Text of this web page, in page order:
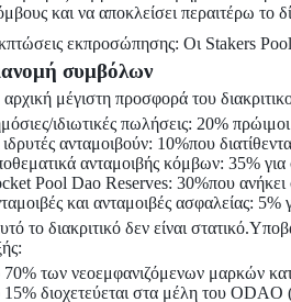
και να αποκλείσει περαιτέρω το
εκπροσώπησης: Οι Stakers
συμβόλων
μέγιστη προσφορά του
ιδιωτικές πωλήσεις: 20%
ανταμοιβούν: 10%που
ανταμοιβής κόμβων: 35%
Pool Dao Reserves: 30%που ανήκει
και ανταμοιβές ασφαλείας:
το διακριτικό δεν είναι
των νεοεμφανιζόμενων μαρκών
διοχετεύεται στα μέλη του